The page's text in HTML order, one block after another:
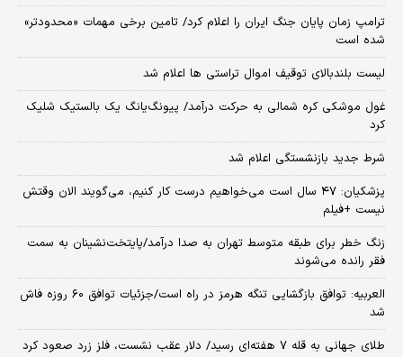
ترامپ زمان پایان جنگ ایران را اعلام کرد/ تامین برخی مهمات «محدودتر»
شده است
لیست بلندبالای توقیف اموال تراستی ها اعلام شد
غول موشکی کره شمالی به حرکت درآمد/ پیونگ‌یانگ یک بالستیک شلیک
کرد
شرط جدید بازنشستگی اعلام شد
پزشکیان: ۴۷ سال است می‌خواهیم درست کار کنیم، می‌گویند الان وقتش
نیست +فیلم
زنگ خطر برای طبقه متوسط تهران به صدا درآمد/پایتخت‌نشینان به سمت
فقر رانده می‌شوند
العربیه: توافق بازگشایی تنگه هرمز در راه است/جزئیات توافق ۶۰ روزه فاش
شد
طلای جهانی به قله ۷ هفته‌ای رسید/ دلار عقب نشست، فلز زرد صعود کرد